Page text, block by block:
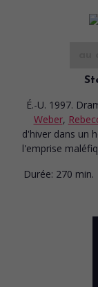
É.-U. 1997.
Weber,
d'hiver dans un
l'emprise
Durée: 270 min.